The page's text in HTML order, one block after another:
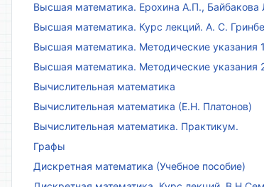
Высшая математика. Ерохина А.П., Байбакова
Высшая математика. Курс лекций. А. С.
Высшая математика. Методические указания
Высшая математика. Методические указания
Вычислительная математика
Вычислительная математика (Е.Н. Платонов)
Вычислительная математика. Практикум.
Графы
Дискретная математика (Учебное пособие)